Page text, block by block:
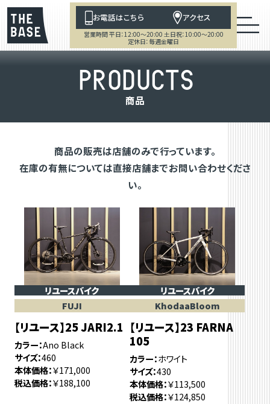
お電話はこちら アクセス
営業時間 平日：12:00～20:00 土日祝：10:00～20:00
定休日：毎週金曜日
PRODUCTS
商品
商品の販売は店舗のみで行っています。
在庫の有無については直接店舗までお問い合わせくださ
い。
リユースバイク
FUJI
【リユース】25 JARI2.1
カラー Ano Black
サイズ 460
本体価格 ￥171,000
税込価格 ￥188,100
リユースバイク
KhodaaBloom
【リユース】23 FARNA
105
カラー ホワイト
サイズ 430
本体価格 ￥113,500
税込価格 ￥124,850